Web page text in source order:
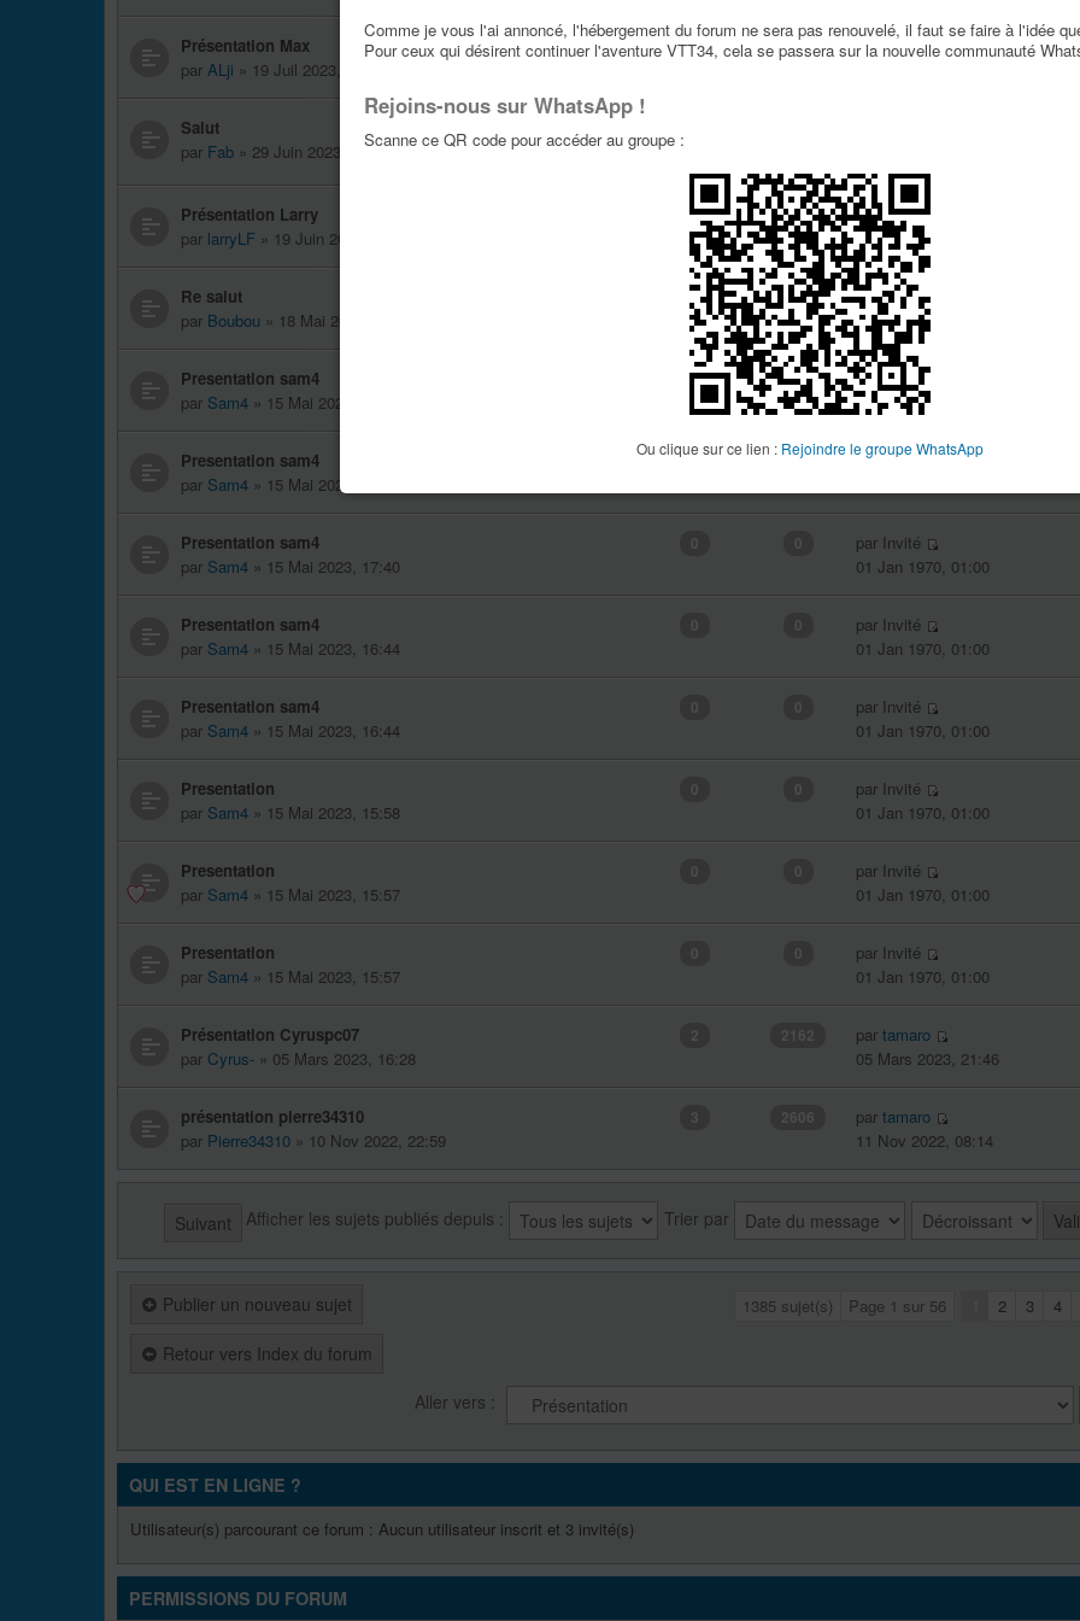
Comme je vous l'ai annoncé, l'hébergement du forum ne sera pas renouvelé, il faut se faire à l'idée
Pour ceux qui désirent continuer l'aventure VTT34, cela se passera sur la nouvelle communauté
Rejoins-nous sur WhatsApp !
Scanne ce QR code pour accéder au groupe :
Ou clique sur ce lien : Rejoindre le groupe WhatsApp
Présentation Max
par ALji » 19 Juil 2023, 13:44
5 6683 par claude
Salut
2
par Fab » 29 Juin 2023, 09:44
Présentation Larry
par larryLF » 19 Juin 2023, 10:24
3 1591 par Leyeti
20 Juin 2023, 09:18
Re salut
par Boubou » 18 Mai 2023, 17:13
2 1798 parclaude
18 Mai 2023, 19:42
Presentation sam4
par Sam4 » 15 Mai 2023, 19:55
4 1645 par
claude
16 Mai 2023, 09:29
Presentation sam4
par Sam4 » 15 Mai 2023, 18:09
0 0
par Invité
Presentation sam4
par Sam4 » 15 Mai 2023, 17:40
0 0
par Invité
01 Jan 1970, 01:00
Presentation sam4
par Sam4 » 15 Mai 2023, 16:44
0 0
par Invité
01 Jan 1970, 01:00
Presentation sam4
par Sam4 » 15 Mai 2023, 16:44
0 0
par Invité
01 Jan 1970, 01:00
Presentation
par Sam4 » 15 Mai 2023, 15:58
0 0
par Invité
01 Jan 1970, 01:00
Presentation
par Sam4 » 15 Mai 2023, 15:57
0 0
par Invité
01 Jan 1970, 01:00
Presentation
par Sam4 » 15 Mai 2023, 15:57
0 0
par Invité
01 Jan 1970, 01:00
Présentation Cyruspc07
par Cyrus- » 05 Mars 2023, 16:28
2 2162 partamaro
05 Mars 2023, 21:46
présentation pierre34310
par Pierre34310 » 10 Nov 2022, 22:59
3 2606 partamaro
11 Nov 2022, 08:14
Suivant Afficher les sujets publiés depuis : Trier par
Publier un nouveau sujet 1385 sujet(s) Page 1 sur 56 2 3 4
Retour vers Index du forum
Aller vers :
QUI EST EN LIGNE ?
Utilisateur(s) parcourant ce forum : Aucun utilisateur inscrit et 3 invité(s)
PERMISSIONS DU FORUM